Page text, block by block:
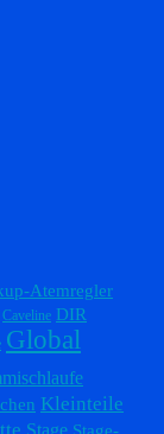
Atemregler
Caveline DIR
Global
Kleinteile
Stage Stage-